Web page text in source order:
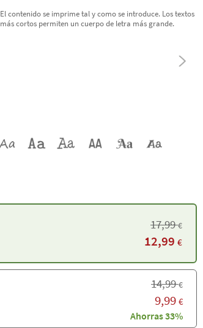
El contenido se imprime tal y como se introduce. Los textos
más cortos permiten un cuerpo de letra más grande.
17,99€
12,99 €
14,99€
9,99 €
Ahorras 33%